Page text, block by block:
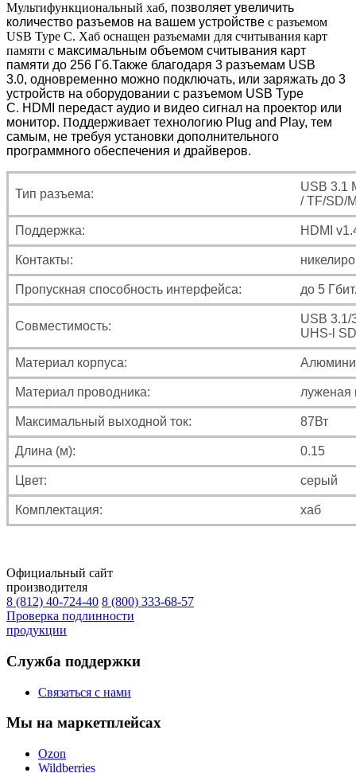
Мультифункциональный хаб, позволяет увеличить
количество разъемов на вашем устройстве с разъемом
USB Type C. Хаб оснащен разъемами для считывания карт
памяти с максимальным объемом считывания карт
памяти до 256 Гб.Также благодаря 3 разъемам USB
3.0, одновременно можно подключать, или заряжать до 3
устройств на оборудовании с разъемом USB Type
C. HDMI передаст аудио и видео сигнал на проектор или
монитор. Поддерживает технологию Plug and Play, тем
самым, не требуя установки дополнительного
программного обеспечения и драйверов.
Тип разъема:
USB 3.1
/ TF/SD/
Поддержка: HDMI
Контакты:
Пропускная способность интерфейса: до 5
Совместимость:
USB 3.1/
UHS-l
Материал корпуса:
Материал проводника: луженая
Максимальный выходной ток: 87Вт
Длина (м): 0.15
Цвет: серый
Комплектация: хаб
Официальный сайт
производителя
8 (812) 40-724-40 8 (800) 333-68-57
Проверка подлинности
продукции
Служба поддержки
Связаться с нами
Мы на маркетплейсах
Ozon
Wildberries